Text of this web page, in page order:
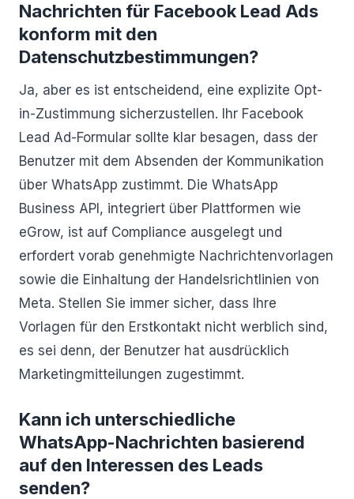
Nachrichten für Facebook Lead Ads
konform mit den
Datenschutzbestimmungen?
Ja, aber es ist entscheidend, eine explizite Opt-
in-Zustimmung sicherzustellen. Ihr Facebook
Lead Ad-Formular sollte klar besagen, dass der
Benutzer mit dem Absenden der Kommunikation
über WhatsApp zustimmt. Die WhatsApp
Business API, integriert über Plattformen wie
eGrow, ist auf Compliance ausgelegt und
erfordert vorab genehmigte Nachrichtenvorlagen
sowie die Einhaltung der Handelsrichtlinien von
Meta. Stellen Sie immer sicher, dass Ihre
Vorlagen für den Erstkontakt nicht werblich sind,
es sei denn, der Benutzer hat ausdrücklich
Marketingmitteilungen zugestimmt.
Kann ich unterschiedliche
WhatsApp-Nachrichten basierend
auf den Interessen des Leads
senden?